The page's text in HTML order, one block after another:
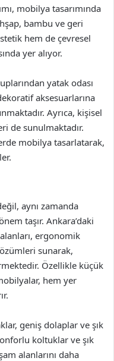
mobilya tasarımında
bambu ve geri
hem de çevresel
yer alıyor.
yatak odası
aksesuarlarına
Ayrıca, kişisel
de sunulmaktadır.
mobilya tasarlatarak,
aynı zamanda
taşır. Ankara’daki
ergonomik
sunarak,
Özellikle küçük
hem yer
geniş dolaplar ve şık
koltuklar ve şık
alanlarını daha